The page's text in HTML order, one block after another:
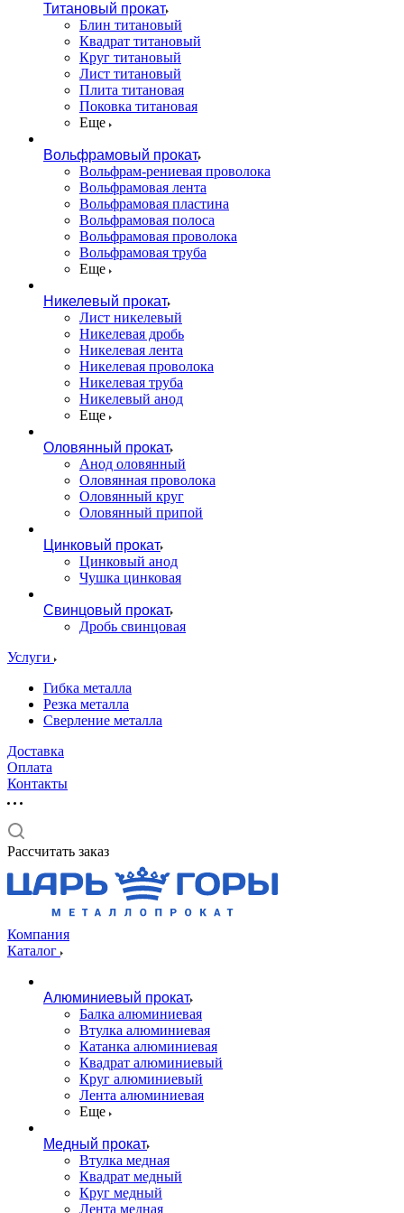
Титановый прокат
Блин титановый
Квадрат титановый
Круг титановый
Лист титановый
Плита титановая
Поковка титановая
Еще
Вольфрамовый прокат
Вольфрам-рениевая проволока
Вольфрамовая лента
Вольфрамовая пластина
Вольфрамовая полоса
Вольфрамовая проволока
Вольфрамовая труба
Еще
Никелевый прокат
Лист никелевый
Никелевая дробь
Никелевая лента
Никелевая проволока
Никелевая труба
Никелевый анод
Еще
Оловянный прокат
Анод оловянный
Оловянная проволока
Оловянный круг
Оловянный припой
Цинковый прокат
Цинковый анод
Чушка цинковая
Свинцовый прокат
Дробь свинцовая
Услуги
Гибка металла
Резка металла
Сверление металла
Доставка
Оплата
Контакты
Рассчитать заказ
Компания
Каталог
Алюминиевый прокат
Балка алюминиевая
Втулка алюминиевая
Катанка алюминиевая
Квадрат алюминиевый
Круг алюминиевый
Лента алюминиевая
Еще
Медный прокат
Втулка медная
Квадрат медный
Круг медный
Лента медная